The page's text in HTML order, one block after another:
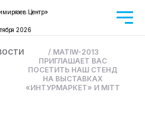
Центр»
2026
/ MATIW-2013
ПРИГЛАШАЕТ ВАС
ПОСЕТИТЬ НАШ СТЕНД
НА ВЫСТАВКАХ
«ИНТУРМАРКЕТ» И MITT